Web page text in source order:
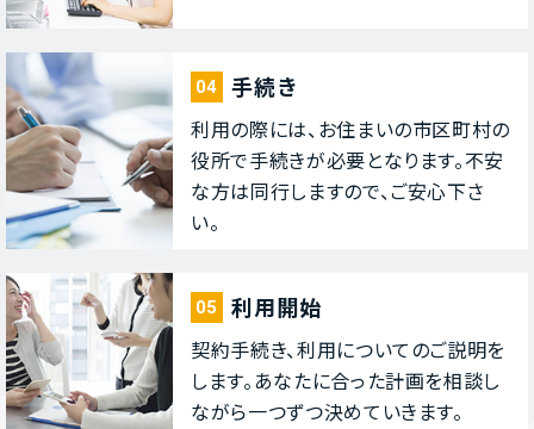
04 ⼿続き
利⽤の際には、お住まいの市区町村の
役所で⼿続きが必要となります。不安
な⽅は同⾏しますので、ご安⼼下さ
い。
05 利⽤開始
契約⼿続き、利⽤についてのご説明を
します。あなたに合った計画を相談し
ながら⼀つずつ決めていきます。